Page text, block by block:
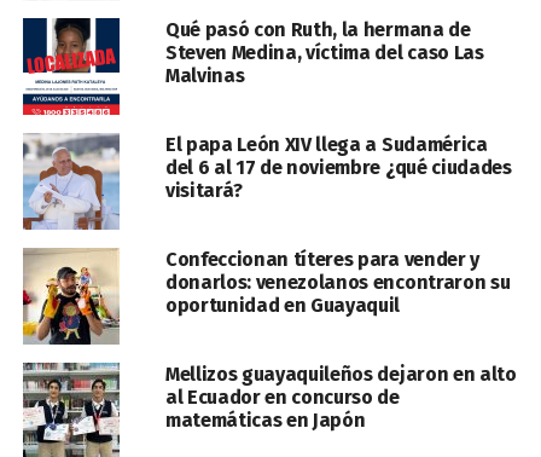
Qué pasó con Ruth, la hermana de
Steven Medina, víctima del caso Las
Malvinas
El papa León XIV llega a Sudamérica
del 6 al 17 de noviembre ¿qué ciudades
visitará?
Confeccionan títeres para vender y
donarlos: venezolanos encontraron su
oportunidad en Guayaquil
Mellizos guayaquileños dejaron en alto
al Ecuador en concurso de
matemáticas en Japón